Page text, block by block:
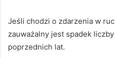
Jeśli chodzi o zdarzenia w
zauważalny jest spadek
poprzednich lat.